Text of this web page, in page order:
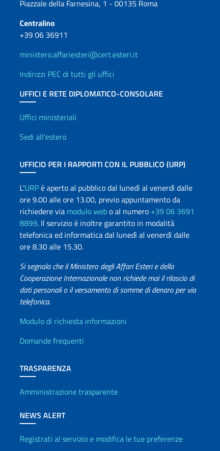
Piazzale della Farnesina, 1 - 00135 Roma
Centralino
+39 06 36911
ministero.affariesteri@cert.esteri.it
Indirizzi PEC di tutti gli uffici
UFFICI E RETE DIPLOMATICO-CONSOLARE
Uffici e Rete diplomatica
Uffici ministeriali
Sedi all'estero
UFFICIO PER I RAPPORTI CON IL PUBBLICO (URP)
L'URPè aperto al pubblico dal lunedì al venerdì dalle
ore 9.00 alle ore 13.00, previo appuntamento da
richiedere via modulo webo al numero +39 06 3691
8899. Il servizio è inoltre garantito in modalità
telefonica ed informatica dal lunedì al venerdì dalle
ore 8.30 alle 15.30.
Si segnala che il Ministero degli Affari Esteri e della
Cooperazione Internazionale non richiede mai il rilascio di
dati personali o il versamento di somme di denaro per via
telefonica.
Info utili
Modulo di richiesta informazioni
Domande frequenti
TRASPARENZA
Amministrazione trasparente
NEWS ALERT
Registrati al servizio e modifica le tue preferenze